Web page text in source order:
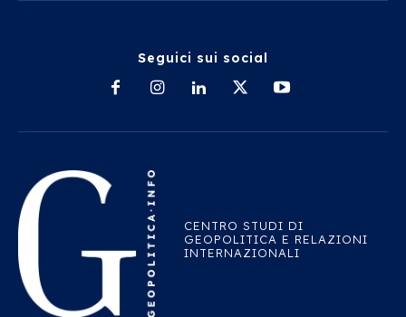
Seguici sui social
CENTRO STUDI DI
GEOPOLITICA E RELAZIONI
INTERNAZIONALI